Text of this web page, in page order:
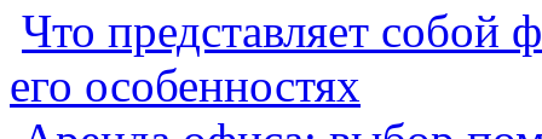
Что представляет собой
его особенностях